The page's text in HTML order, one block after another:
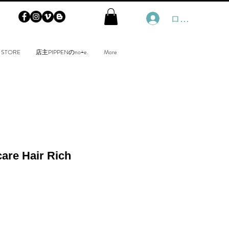
ログイン
店主PIPPENのno+e. More
Hair Rich